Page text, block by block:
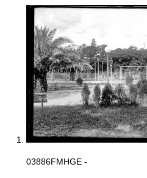
03886FMHGE -